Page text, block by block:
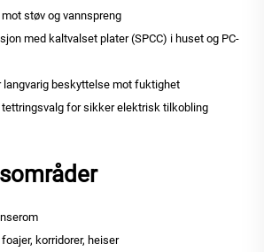
støv og vannspreng
med kaltvalset plater (SPCC) i huset og PC-
langvarig beskyttelse mot fuktighet
for sikker elektrisk tilkobling
korridorer, heiser